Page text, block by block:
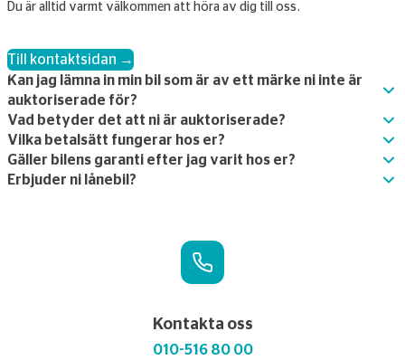
Du är alltid varmt välkommen att höra av dig till oss.
Till kontaktsidan →
Kan jag lämna in min bil som är av ett märke ni inte är
auktoriserade för?
Vad betyder det att ni är auktoriserade?
Vilka betalsätt fungerar hos er?
Gäller bilens garanti efter jag varit hos er?
Erbjuder ni lånebil?
Kontakta oss
010-516 80 00